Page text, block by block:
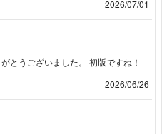
2026/07/01
とうございました。 初版ですね！
2026/06/26